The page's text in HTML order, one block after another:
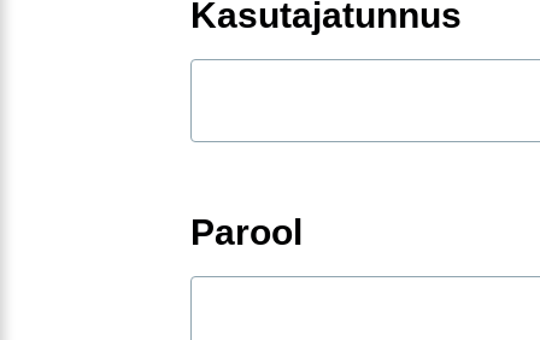
Kasutajatunnus
Parool